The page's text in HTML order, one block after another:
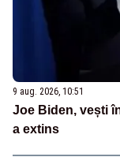
9 aug. 2026, 10:51
Joe Biden, vești
a extins